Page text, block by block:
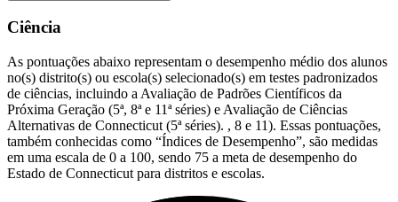
Ciência
As pontuações abaixo representam o desempenho médio dos alunos
no(s) distrito(s) ou escola(s) selecionado(s) em testes padronizados
de ciências, incluindo a Avaliação de Padrões Científicos da
Próxima Geração (5ª, 8ª e 11ª séries) e Avaliação de Ciências
Alternativas de Connecticut (5ª séries). , 8 e 11). Essas pontuações,
também conhecidas como “Índices de Desempenho”, são medidas
em uma escala de 0 a 100, sendo 75 a meta de desempenho do
Estado de Connecticut para distritos e escolas.